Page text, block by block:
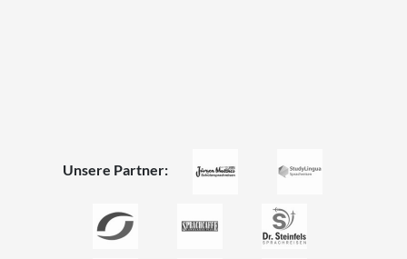
Unsere Partner: